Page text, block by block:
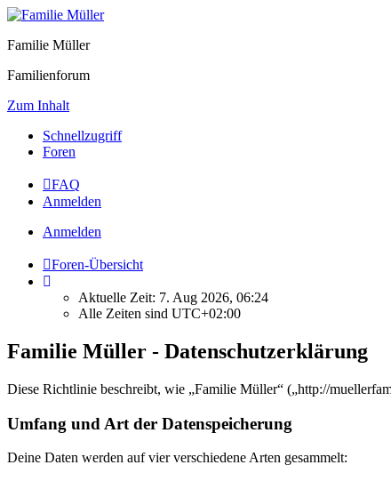
Familie Müller
Familienforum
Zum Inhalt
Schnellzugriff
Foren
FAQ
Anmelden
Anmelden
Foren-Übersicht
Aktuelle Zeit: 7. Aug 2026, 06:24
Alle Zeiten sind UTC+02:00
Familie Müller - Datenschutzerklärung
Diese Richtlinie beschreibt, wie „Familie Müller“ („http://
Umfang und Art der Datenspeicherung
Deine Daten werden auf vier verschiedene Arten gesammelt: